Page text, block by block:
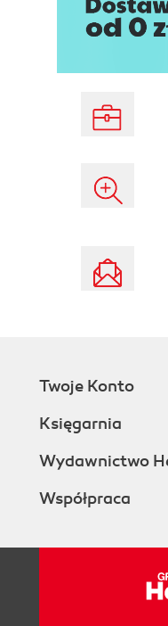
Twoje Konto
Księgarnia
Wydawnictwo
Współpraca